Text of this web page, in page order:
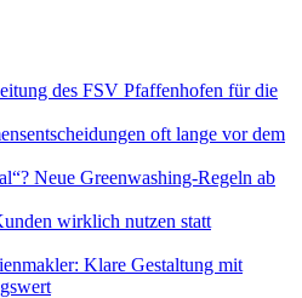
des FSV Pfaffenhofen für die
oft lange vor dem
Neue Greenwashing-Regeln ab
wirklich nutzen statt
Klare Gestaltung mit